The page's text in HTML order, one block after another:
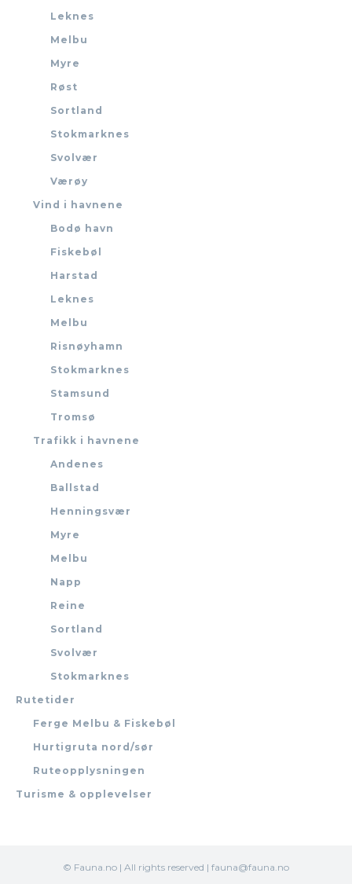
Leknes
Melbu
Myre
Røst
Sortland
Stokmarknes
Svolvær
Værøy
Vind i havnene
Bodø havn
Fiskebøl
Harstad
Leknes
Melbu
Risnøyhamn
Stokmarknes
Stamsund
Tromsø
Trafikk i havnene
Andenes
Ballstad
Henningsvær
Myre
Melbu
Napp
Reine
Sortland
Svolvær
Stokmarknes
Rutetider
Ferge Melbu & Fiskebøl
Hurtigruta nord/sør
Ruteopplysningen
Turisme & opplevelser
© Fauna.no | All rights reserved | fauna@fauna.no